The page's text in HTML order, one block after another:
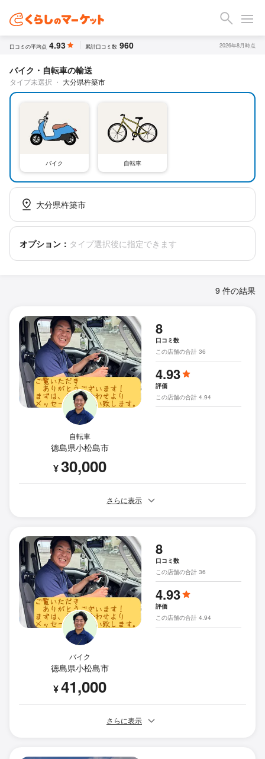
口コミの平均点 4.93 累計口コミ数 960 2026年8月時点
バイク・自転車の輸送
タイプ未選択 ・ 大分県杵築市
バイク 自転車
大分県杵築市
オプション： タイプ選択後に指定できます
9 件の結果
自転車
徳島県小松島市
¥30,000
8
口コミ数
この店舗の合計 36
4.93
評価
この店舗の合計 4.94
さらに表示
バイク
徳島県小松島市
¥41,000
8
口コミ数
この店舗の合計 36
4.93
評価
この店舗の合計 4.94
さらに表示